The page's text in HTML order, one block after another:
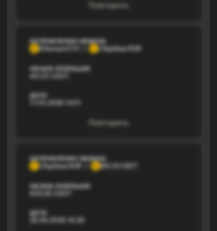
Повторить
НАПРАВЛЕНИЕ ОБМЕНА
Ethereum ETH Сбербанк RUB
ОБЪЕМ ОПЕРАЦИИ
ДАТА
17.03.2026 14:51
Повторить
НАПРАВЛЕНИЕ ОБМЕНА
Сбербанк RUB ERC20 USDT
ОБЪЕМ ОПЕРАЦИИ
ДАТА
26.06.2026 16:28